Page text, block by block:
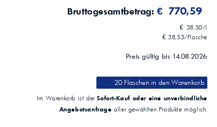
Bruttogesamtbetrag:€ 770,59
€ 38,50/l
€ 38,53/Flasche
Preis gültig bis 14.08.2026
20 Flaschenin den Warenkorb
Im Warenkorb ist derSofort-Kauf oder eine unverbindliche
Angebotsanfrage aller gewählten Produkte möglich.